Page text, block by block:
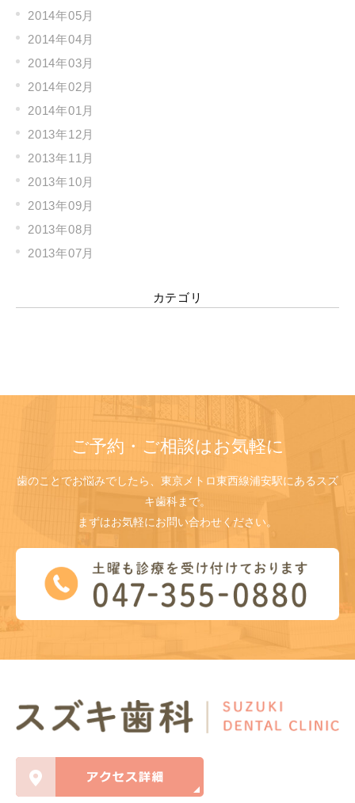
2014年05月
2014年04月
2014年03月
2014年02月
2014年01月
2013年12月
2013年11月
2013年10月
2013年09月
2013年08月
2013年07月
カテゴリ
ご予約・ご相談はお気軽に
歯のことでお悩みでしたら、東京メトロ東西線浦安駅にあるスズ
キ歯科まで。
まずはお気軽にお問い合わせください。